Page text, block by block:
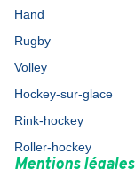
Hand
Rugby
Volley
Hockey-sur-glace
Rink-hockey
Roller-hockey